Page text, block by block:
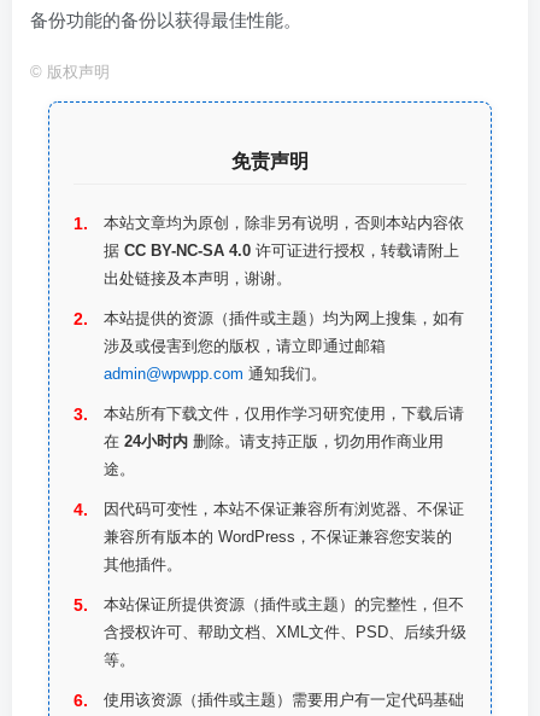
备份功能的备份以获得最佳性能。
© 版权声明
免责声明
本站文章均为原创，除非另有说明，否则本站内容依
据 CC BY-NC-SA 4.0 许可证进行授权，转载请附上
出处链接及本声明，谢谢。
本站提供的资源（插件或主题）均为网上搜集，如有
涉及或侵害到您的版权，请立即通过邮箱
admin@wpwpp.com 通知我们。
本站所有下载文件，仅用作学习研究使用，下载后请
在 24小时内 删除。请支持正版，切勿用作商业用
途。
因代码可变性，本站不保证兼容所有浏览器、不保证
兼容所有版本的 WordPress，不保证兼容您安装的
其他插件。
本站保证所提供资源（插件或主题）的完整性，但不
含授权许可、帮助文档、XML文件、PSD、后续升级
等。
使用该资源（插件或主题）需要用户有一定代码基础